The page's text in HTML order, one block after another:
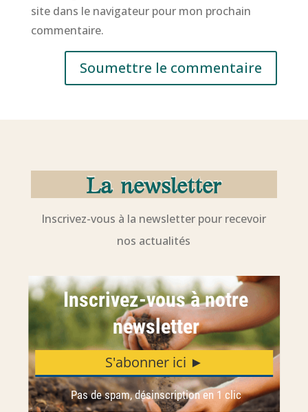
site dans le navigateur pour mon prochain
commentaire.
Soumettre le commentaire
La newsletter
Inscrivez-vous à la newsletter pour recevoir
nos actualités